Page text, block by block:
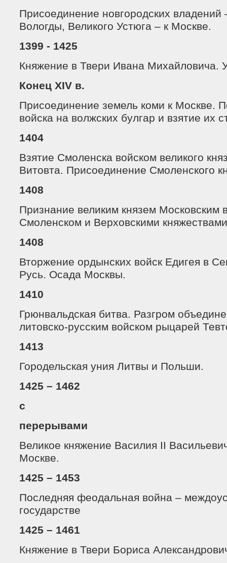
Присоединение новгородских владений
Вологды, Великого Устюга – к Москве.
1399 - 1425
Княжение в Твери Ивана Михайловича.
Конец XIV в.
Присоединение земель коми к Москве.
войска на волжских булгар и взятие их
1404
Взятие Смоленска войском великого
Витовта. Присоединение Смоленского
1408
Признание великим князем Московским
Смоленском и Верховскими
1408
Вторжение ордынских войск Едигея в
Русь. Осада Москвы.
1410
Грюнвальдская битва. Разгром
литовско-русским войском рыцарей
1413
Городельская уния Литвы и Польши.
1425 – 1462
с
перерывами
Великое княжение Василия II
Москве.
1425 – 1453
Последняя феодальная война –
государстве
1425 – 1461
Княжение в Твери Бориса